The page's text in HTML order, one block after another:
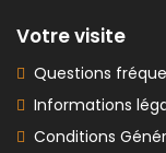
Votre visite
Questions
Informations
Conditions